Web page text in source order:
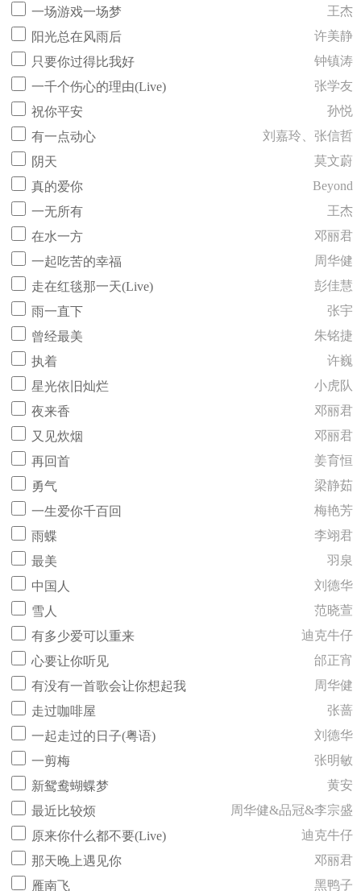
一场游戏一场梦
王杰
阳光总在风雨后
许美静
只要你过得比我好
钟镇涛
一千个伤心的理由(Live)
张学友
祝你平安
孙悦
有一点动心
刘嘉玲、张信哲
阴天
莫文蔚
真的爱你
Beyond
一无所有
王杰
在水一方
邓丽君
一起吃苦的幸福
周华健
走在红毯那一天(Live)
彭佳慧
雨一直下
张宇
曾经最美
朱铭捷
执着
许巍
星光依旧灿烂
小虎队
夜来香
邓丽君
又见炊烟
邓丽君
再回首
姜育恒
勇气
梁静茹
一生爱你千百回
梅艳芳
雨蝶
李翊君
最美
羽泉
中国人
刘德华
雪人
范晓萱
有多少爱可以重来
迪克牛仔
心要让你听见
邰正宵
有没有一首歌会让你想起我
周华健
走过咖啡屋
张蔷
一起走过的日子(粤语)
刘德华
一剪梅
张明敏
新鸳鸯蝴蝶梦
黄安
最近比较烦
周华健&品冠&李宗盛
原来你什么都不要(Live)
迪克牛仔
那天晚上遇见你
邓丽君
雁南飞
黑鸭子